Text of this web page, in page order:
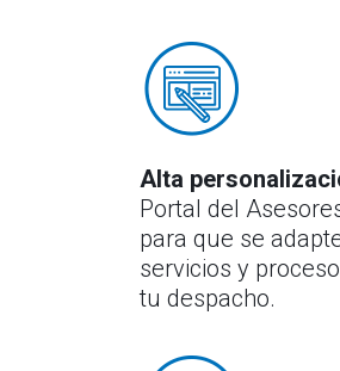
Alta
Portal del
para que se
servicios y
tu despacho.